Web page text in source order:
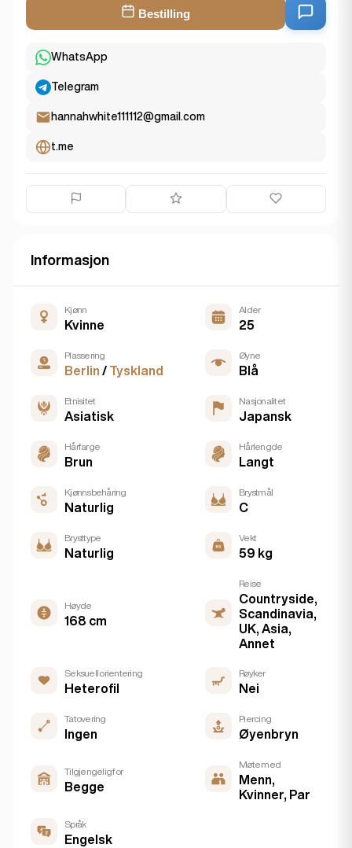
Bestilling
WhatsApp
Telegram
hannahwhite111112@gmail.com
t.me
Informasjon
Kjønn
Kvinne
Alder
25
Plassering
Berlin / Tyskland
Øyne
Blå
Etnisitet
Asiatisk
Nasjonalitet
Japansk
Hårfarge
Brun
Hårlengde
Langt
Kjønnsbehåring
Naturlig
Brystmål
C
Brysttype
Naturlig
Vekt
59 kg
Høyde
168 cm
Reise
Countryside,
Scandinavia,
UK, Asia,
Annet
Seksuell orientering
Heterofil
Røyker
Nei
Tatovering
Ingen
Piercing
Øyenbryn
Tilgjengelig for
Begge
Møte med
Menn,
Kvinner, Par
Språk
Engelsk